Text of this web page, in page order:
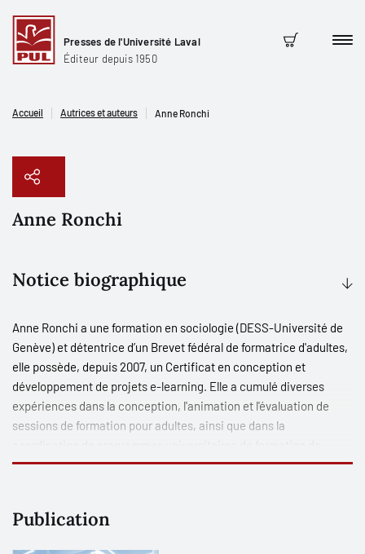
Presses de l'Université Laval
Éditeur depuis 1950
Panier
Accueil Autrices et auteurs Anne Ronchi
Anne Ronchi
Notice biographique
Anne Ronchi a une formation en sociologie (DESS-Université de
Genève) et détentrice d’un Brevet fédéral de formatrice d'adultes,
elle possède, depuis 2007, un Certificat en conception et
développement de projets e-learning. Elle a cumulé diverses
expériences dans la conception, l'animation et l'évaluation de
sessions de formation pour adultes, ainsi que dans la
formateurs d'adultes. Collaboratrice scientifique (Service NTICE -
à l'intégration des nouvelles technologies au sein d’un programme
Publication